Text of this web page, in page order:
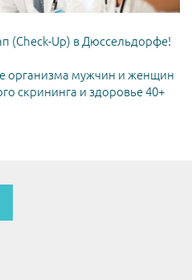
(Check-Up) в Дюссельдорфе!
организма мужчин и женщин
скрининга и здоровье 40+